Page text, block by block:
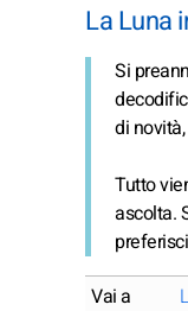
La Luna
Si
di
Tutto
ascolta.
Vai a